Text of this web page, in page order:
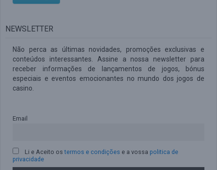
NEWSLETTER
Não perca as últimas novidades, promoções exclusivas e
conteúdos interessantes. Assine a nossa newsletter para
receber informações de lançamentos de jogos, bónus
especiais e eventos emocionantes no mundo dos jogos de
casino.
Email
Li e Aceito ostermos e condições e a vossa politica de
privacidade